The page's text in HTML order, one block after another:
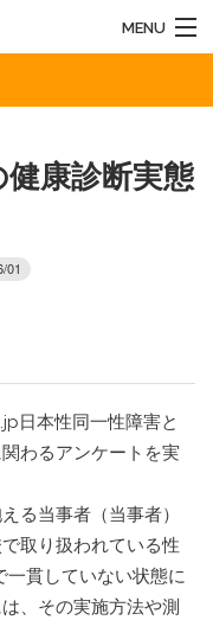
MENU
康診断実態
01
日本性同一性障害と
わるアンケートを実
る当事者（当事者）
取り扱われている性
一貫していない状態に
、その実施方法や測